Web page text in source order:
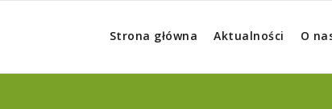
Strona główna Aktualności O